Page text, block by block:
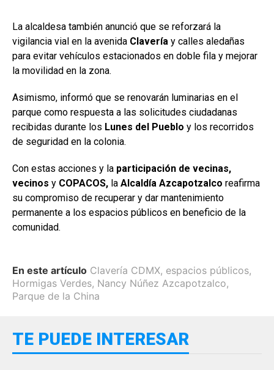
La alcaldesa también anunció que se reforzará la
vigilancia vial en la avenida Clavería y calles aledañas
para evitar vehículos estacionados en doble fila y mejorar
la movilidad en la zona.
Asimismo, informó que se renovarán luminarias en el
parque como respuesta a las solicitudes ciudadanas
recibidas durante los Lunes del Pueblo y los recorridos
de seguridad en la colonia.
Con estas acciones y la participación de vecinas,
vecinos y COPACOS, la Alcaldía Azcapotzalco reafirma
su compromiso de recuperar y dar mantenimiento
permanente a los espacios públicos en beneficio de la
comunidad.
En este artículo Clavería CDMX, espacios públicos,
Hormigas Verdes, Nancy Núñez Azcapotzalco,
Parque de la China
TE PUEDE INTERESAR